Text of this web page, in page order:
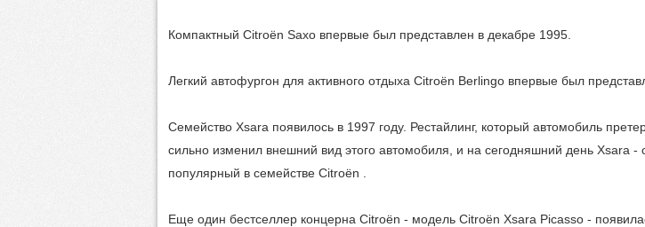
Компактный Citroën Saxo впервые был представлен в декабре 1995.
Легкий автофургон для активного отдыха Citroën Berlingo впервые был
Семейство Xsara появилось в 1997 году. Рестайлинг, который автомобиль
сильно изменил внешний вид этого автомобиля, и на сегодняшний день Xsara -
популярный в семействе Citroën .
Еще один бестселлер концерна Citroёn - модель Citroёn Xsara Picasso -